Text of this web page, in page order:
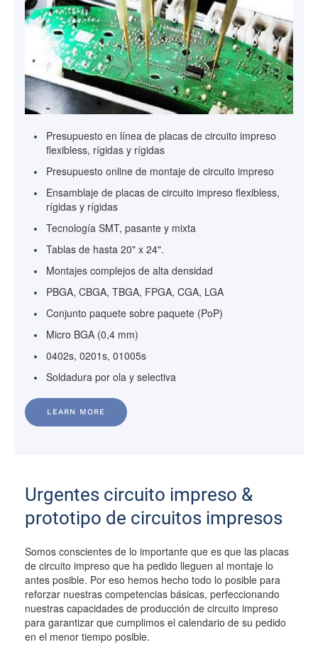
Presupuesto en línea de placas de circuito impreso
flexibless, rígidas y rígidas
Presupuesto online de montaje de circuito impreso
Ensamblaje de placas de circuito impreso flexibless,
rígidas y rígidas
Tecnología SMT, pasante y mixta
Tablas de hasta 20" x 24".
Montajes complejos de alta densidad
PBGA, CBGA, TBGA, FPGA, CGA, LGA
Conjunto paquete sobre paquete (PoP)
Micro BGA (0,4 mm)
0402s, 0201s, 01005s
Soldadura por ola y selectiva
LEARN MORE
Urgentes circuito impreso &
prototipo de circuitos impresos
Somos conscientes de lo importante que es que las placas
de circuito impreso que ha pedido lleguen al montaje lo
antes posible. Por eso hemos hecho todo lo posible para
reforzar nuestras competencias básicas, perfeccionando
nuestras capacidades de producción de circuito impreso
para garantizar que cumplimos el calendario de su pedido
en el menor tiempo posible.